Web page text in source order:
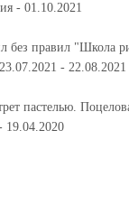
- 01.10.2021
без правил "Школа
- 22.08.2021
пастелью.
19.04.2020